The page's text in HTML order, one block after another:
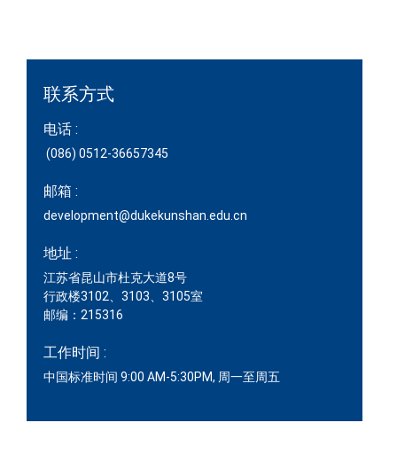
联系方式
电话 :
(086) 0512-36657345
邮箱 :
development@dukekunshan.edu.cn
地址 :
江苏省昆山市杜克大道8号
行政楼3102、3103、3105室
邮编：215316
工作时间 :
中国标准时间 9:00 AM-5:30PM, 周一至周五